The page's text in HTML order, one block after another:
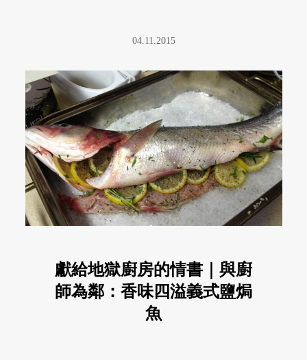
04.11.2015
獻給地獄廚房的情書｜與廚
師為鄰：香味四溢義式鹽焗
魚